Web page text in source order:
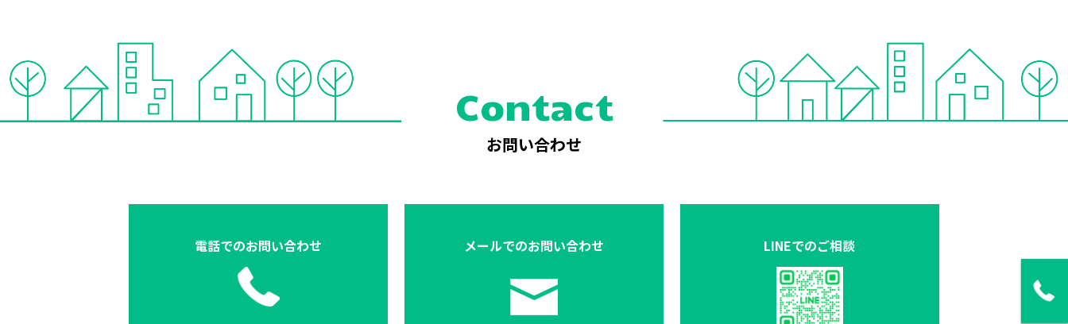
Contact
お問い合わせ
電話でのお問い合わせ メールでのお問い合わせ LINEでのご相談